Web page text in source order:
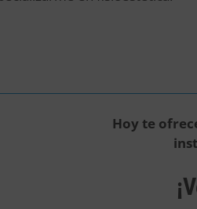
Hoy te